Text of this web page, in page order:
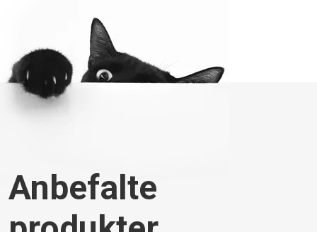
Anbefalte